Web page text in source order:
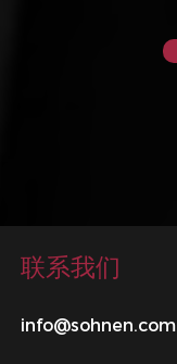
联系我们
info@sohnen.com